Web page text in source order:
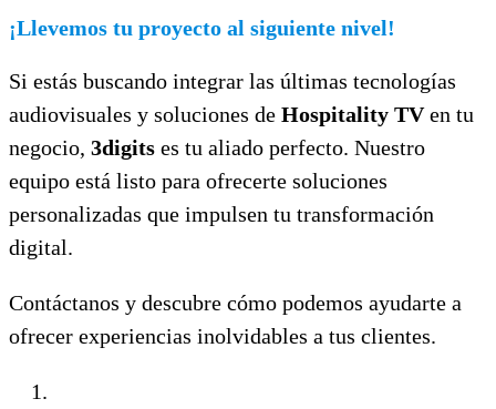
¡Llevemos tu proyecto al siguiente nivel!
Si estás buscando integrar las últimas tecnologías
audiovisuales y soluciones de Hospitality TVen tu
negocio, 3digits es tu aliado perfecto. Nuestro
equipo está listo para ofrecerte soluciones
personalizadas que impulsen tu transformación
digital.
Contáctanos y descubre cómo podemos ayudarte a
ofrecer experiencias inolvidables a tus clientes.